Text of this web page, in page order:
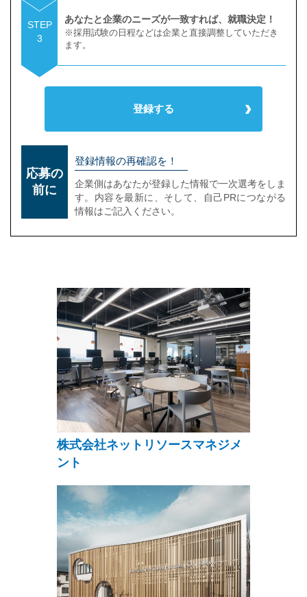
STEP
3
あなたと企業のニーズが一致すれば、就職決定！
※採用試験の日程などは企業と直接調整していただき
ます。
登録する
応募の
前に
登録情報の再確認を！
企業側はあなたが登録した情報で一次選考をしま
す。内容を最新に、そして、自己PRにつながる
情報はご記入ください。
株式会社ネットリソースマネジメ
ント